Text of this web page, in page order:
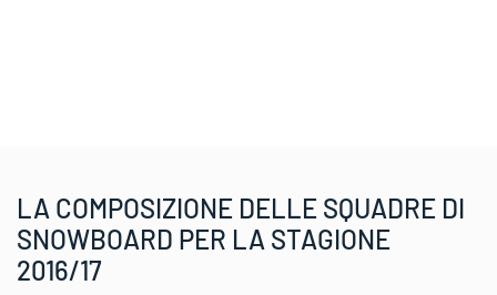
LA COMPOSIZIONE DELLE SQUADRE DI
SNOWBOARD PER LA STAGIONE
2016/17